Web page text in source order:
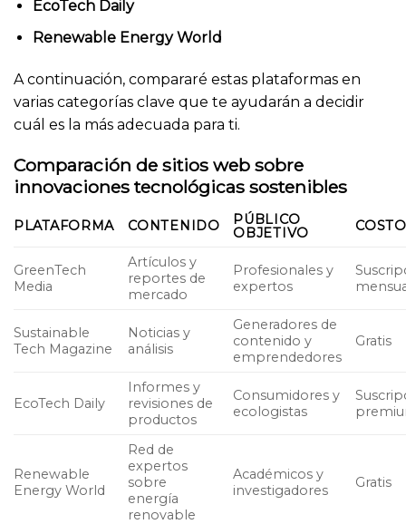
EcoTech Daily
Renewable Energy World
A continuación, compararé estas plataformas en
varias categorías clave que te ayudarán a decidir
cuál es la más adecuada para ti.
Comparación de sitios web sobre
innovaciones tecnológicas sostenibles
PLATAFORMA CONTENIDO
PÚBLICO
OBJETIVO
COSTO
GreenTech
Media
Artículos y
reportes de
mercado
Profesionales y
expertos
Sustainable
Tech Magazine
Noticias y
análisis
Generadores de
contenido y
emprendedores
Gratis
EcoTech Daily
Informes y
revisiones de
productos
Consumidores y
ecologistas
Renewable
Energy World
Red de
expertos
sobre
energía
renovable
Académicos y
investigadores
Gratis